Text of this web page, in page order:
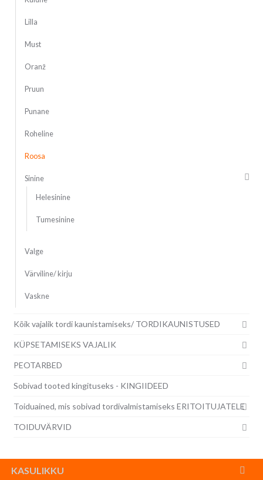
Lilla
Must
Oranž
Pruun
Punane
Roheline
Roosa
Sinine
Helesinine
Tumesinine
Valge
Värviline/ kirju
Vaskne
Kõik vajalik tordi kaunistamiseks/ TORDIKAUNISTUSED
KÜPSETAMISEKS VAJALIK
PEOTARBED
Sobivad tooted kingituseks - KINGIIDEED
Toiduained, mis sobivad tordivalmistamiseks ERITOITUJATELE
TOIDUVÄRVID
KASULIKKU